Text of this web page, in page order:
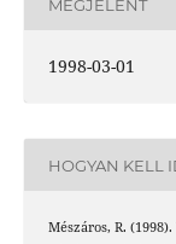
MEGJELENT
1998-03-01
HOGYAN KELL
Mészáros, R.